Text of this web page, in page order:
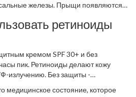
сальные железы. Прыщи появляются
это повторяется каждый месяц -
терапию или
ретиноиды
кремом SPF 30+ и без
пик. Ретиноиды делают кожу
излучению. Без защиты -
ретиноиды, но с
медицинское состояние, которое